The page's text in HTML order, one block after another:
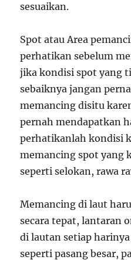
sesuaikan.
Spot atau Area
perhatikan sebelum
jika kondisi spot yang
sebaiknya jangan
memancing disitu
pernah mendapatkan
perhatikanlah kondisi
memancing spot yang
seperti selokan, rawa
Memancing di laut
secara tepat, lantaran
di lautan setiap
seperti pasang besar,